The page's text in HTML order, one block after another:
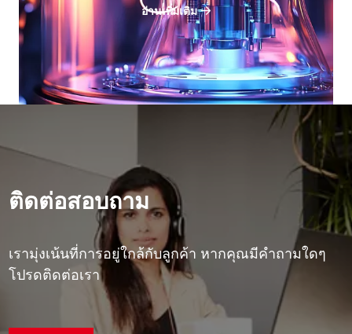
อ่านเพิ่มเติม
ติดต่อสอบถาม
เรามุ่งเน้นที่การอยู่ใกล้กับลูกค้า หากคุณมีคําถามใดๆ
โปรดติดต่อเรา